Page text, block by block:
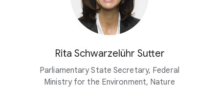
Rita Schwarzelühr Sutter
Parliamentary State Secretary, Federal
Ministry for the Environment, Nature